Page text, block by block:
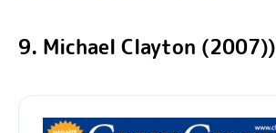
9. Michael Clayton (2007))